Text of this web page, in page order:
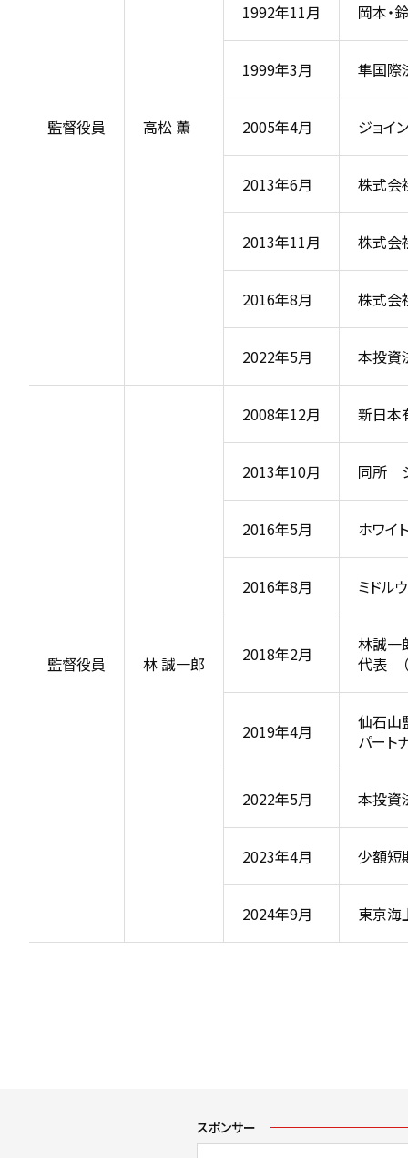
監督役員 高松 薫
1992年11月 岡本・
1999年3月 隼国際
2005年4月 ジョイ
2013年6月 株式会
2013年11月 株式会
2016年8月 株式会
2022年5月 本投資
監督役員 林 誠一郎
2008年12月 新日本
2013年10月 同所
2016年5月 ホワイ
2016年8月 ミドル
2018年2月
林誠
代表
2019年4月
仙石
パート
2022年5月 本投資
2023年4月 少額短
2024年9月 東京海
スポンサー